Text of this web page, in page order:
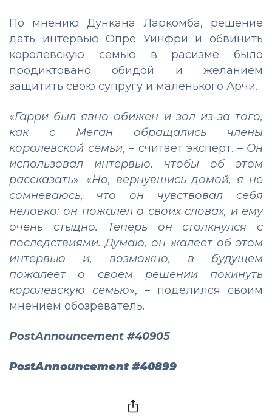
По мнению Дункана Ларкомба, решение
дать интервью Опре Уинфри и обвинить
королевскую семью в расизме было
продиктовано обидой и желанием
защитить свою супругу и маленького Арчи.
«Гарри был явно обижен и зол из-за того,
как с Меган обращались члены
королевской семьи, – считает эксперт. – Он
использовал интервью, чтобы об этом
рассказать». «Но, вернувшись домой, я не
сомневаюсь, что он чувствовал себя
неловко: он пожалел о своих словах, и ему
очень стыдно. Теперь он столкнулся с
последствиями. Думаю, он жалеет об этом
интервью и, возможно, в будущем
пожалеет о своем решении покинуть
королевскую семью», – поделился своим
мнением обозреватель.
PostAnnouncement #40905
PostAnnouncement #40899